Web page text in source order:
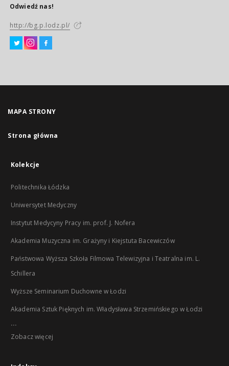
Odwiedź nas!
http://bg.p.lodz.pl/
MAPA STRONY
Strona główna
Kolekcje
Politechnika Łódzka
Uniwersytet Medyczny
Instytut Medycyny Pracy im. prof. J. Nofera
Akademia Muzyczna im. Grażyny i Kiejstuta Bacewiczów
Państwowa Wyższa Szkoła Filmowa Telewizyjna i Teatralna im. L.
Schillera
Wyższe Seminarium Duchowne w Łodzi
Akademia Sztuk Pięknych im. Władysława Strzemińskiego w Łodzi
...
Zobacz więcej